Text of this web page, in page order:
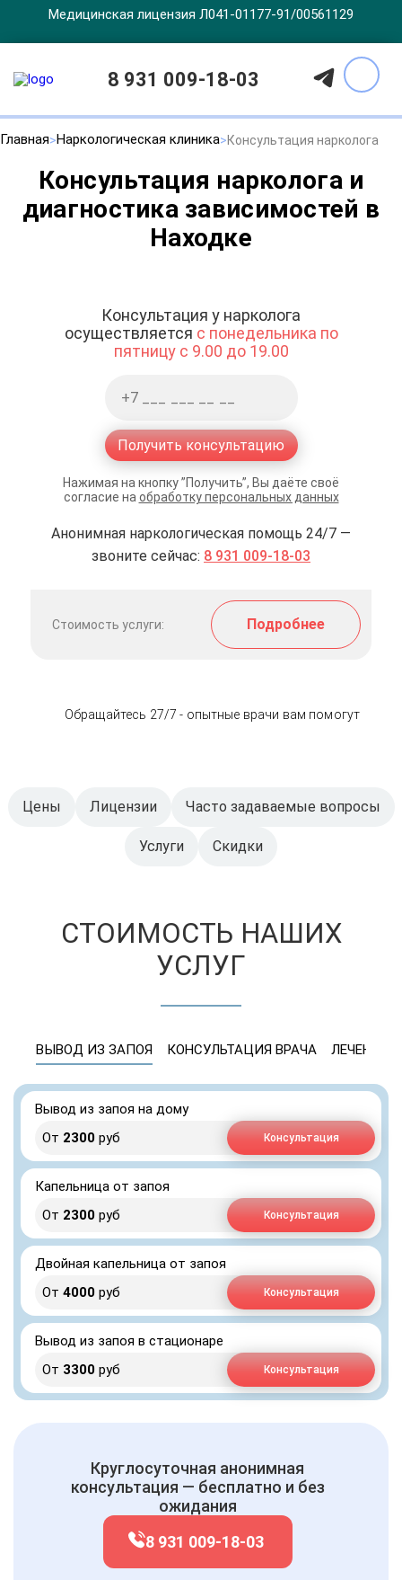
Медицинская лицензия Л041-01177-91/00561129
8 931 009-18-03
Главная Наркологическая клиника Консультация нарколога
Консультация нарколога и
диагностика зависимостей в
Находке
Консультация у нарколога
осуществляется с понедельника по
пятницу с 9.00 до 19.00
Получить консультацию
Нажимая на кнопку ”Получить”, Вы даёте своё
согласие на обработку персональных данных
Анонимная наркологическая помощь 24/7 —
звоните сейчас: 8 931 009-18-03
Стоимость услуги: Подробнее
Обращайтесь 27/7 - опытные врачи вам помогут
Цены Лицензии Часто задаваемые вопросы
Услуги Скидки
СТОИМОСТЬ НАШИХ
УСЛУГ
ВЫВОД ИЗ ЗАПОЯ КОНСУЛЬТАЦИЯ ВРАЧА ЛЕЧЕНИЕ
Вывод из запоя на дому
От 2300 руб Консультация
Капельница от запоя
От 2300 руб Консультация
Двойная капельница от запоя
От 4000 руб Консультация
Вывод из запоя в стационаре
От 3300 руб Консультация
Круглосуточная анонимная
консультация — бесплатно и без
ожидания
8 931 009-18-03